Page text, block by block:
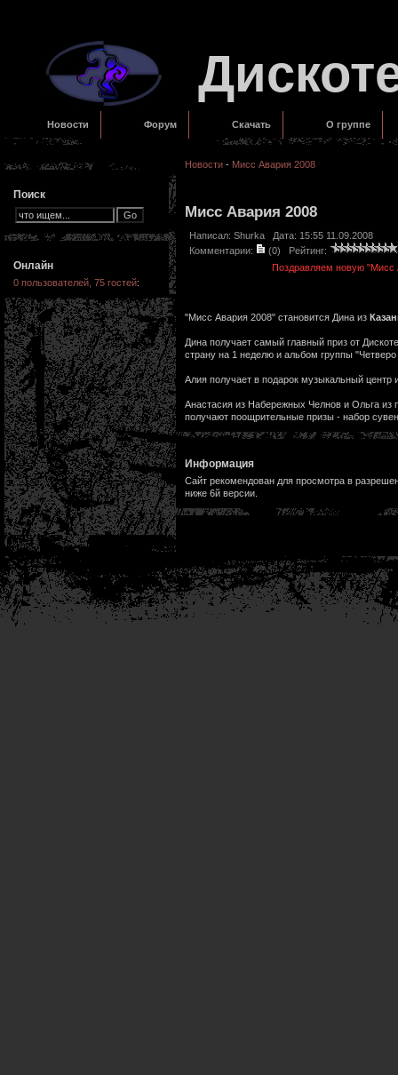
Новости Форум Скачать О группе
Поиск
Онлайн
0 пользователей, 75 гостей:
Новости - Мисс Авария 2008
Мисс Авария 2008
Написал: Shurka Дата: 15:55 11.09.2008
Комментарии:
(0) Рейтинг:
Поздравляем новую "Мисс
"Мисс Авария 2008" становится Дина из
Дина получает самый главный приз от
страну на 1 неделю и альбом группы
Алия получает в подарок музыкальный
Анастасия из Набережных Челнов и Ольга из
получают поощрительные призы - набор
Информация
Сайт рекомендован для просмотра в
ниже 6й версии.